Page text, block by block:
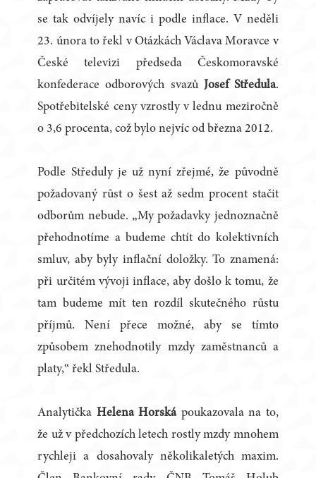
se tak odvíjely navíc i podle inflace. V neděli
23. února to řekl v Otázkách Václava Moravce v
České televizi předseda Českomoravské
konfederace odborových svazů Josef Středula.
Spotřebitelské ceny vzrostly v lednu meziročně
o 3,6 procenta, což bylo nejvíc od března 2012.
Podle Středuly je už nyní zřejmé, že původně
požadovaný růst o šest až sedm procent stačit
odborům nebude. „My požadavky jednoznačně
přehodnotíme a budeme chtít do kolektivních
smluv, aby byly inflační doložky. To znamená:
při určitém vývoji inflace, aby došlo k tomu, že
tam budeme mít ten rozdíl skutečného růstu
příjmů. Není přece možné, aby se tímto
způsobem znehodnotily mzdy zaměstnanců a
platy,“ řekl Středula.
Analytička Helena Horskápoukazovala na to,
že už v předchozích letech rostly mzdy mnohem
rychleji a dosahovaly několikaletých maxim.